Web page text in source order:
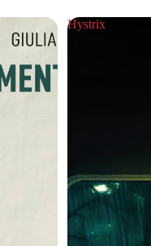
Hystrix